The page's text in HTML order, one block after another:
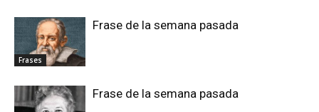
Frases
Frase de la semana pasada
Frase de la semana pasada